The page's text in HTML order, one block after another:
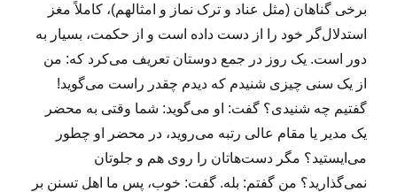
برخی گناهان (مثل عناد و ترک نماز و امثالهم)، کاملاً مغز
استدلال‌گر خود را از دست داده است و از حکمت، بسیار به
دور است. یک روز در جمع دوستان تعریف می‌کرد که: من
از یک سنی چیزی شنیدم که دیدم چقدر راست می‌گوید!
گفتیم چه شنیدی؟ گفت: او می‌گوید: شما وقتی به محضر
یک مدیر یا مقام عالی رتبه می‌روید، در محضر او چطور
می‌ایستید؟ مگر دست‌هاتان را روی هم و جلوتان
نمی‌گذارید؟ من گفتم: بله. گفت: خوب، پس ما اهل تسنن بر